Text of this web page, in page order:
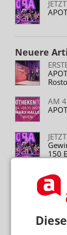
Neuere
AM
150
Mehr zum
Erstes